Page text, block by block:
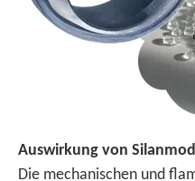
Die mechanischen und